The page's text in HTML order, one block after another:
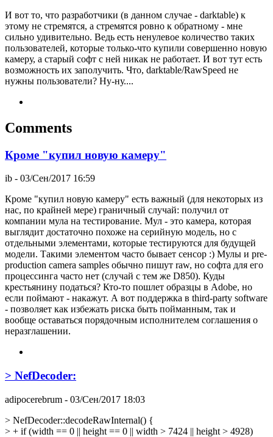
И вот то, что разработчики (в данном случае - darktable) к
этому не стремятся, а стремятся ровно к обратному - мне
сильно удивительно. Ведь есть ненулевое количество таких
пользователей, которые только-что купили совершенно новую
камеру, а старый софт с ней никак не работает. И вот тут есть
возможность их заполучить. Что, darktable/RawSpeed не
нужны пользователи? Ну-ну....
Comments
Кроме "купил новую камеру"
ib - 03/Сен/2017 16:59
Кроме "купил новую камеру" есть важный (для некоторых из
нас, по крайней мере) граничный случай: получил от
компании мула на тестирование. Мул - это камера, которая
выглядит достаточно похоже на серийную модель, но с
отдельными элементами, которые тестируются для будущей
модели. Такими элементом часто бывает сенсор :) Мулы и pre-
production camera samples обычно пишут raw, но софта для его
процессинга часто нет (случай c тем же D850). Куды
крестьянину податься? Кто-то пошлет образцы в Adobe, но
если поймают - накажут. А вот поддержка в third-party software
- позволяет как избежать риска быть пойманным, так и
вообще оставаться порядочным исполнителем соглашения о
неразглашении.
> NefDecoder:
adipocerebrum - 03/Сен/2017 18:03
> NefDecoder::decodeRawInternal() {
> + if (width == 0 || height == 0 || width > 7424 || height > 4928)